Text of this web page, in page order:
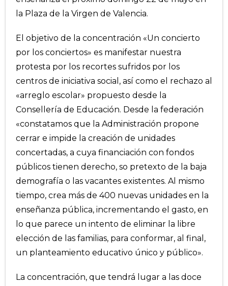
la Plaza de la Virgen de Valencia.
El objetivo de la concentración «Un concierto
por los conciertos» es manifestar nuestra
protesta por los recortes sufridos por los
centros de iniciativa social, así como el rechazo al
«arreglo escolar» propuesto desde la
Consellería de Educación. Desde la federación
«constatamos que la Administración propone
cerrar e impide la creación de unidades
concertadas, a cuya financiación con fondos
públicos tienen derecho, so pretexto de la baja
demografía o las vacantes existentes. Al mismo
tiempo, crea más de 400 nuevas unidades en la
enseñanza pública, incrementando el gasto, en
lo que parece un intento de eliminar la libre
elección de las familias, para conformar, al final,
un planteamiento educativo único y público».
La concentración, que tendrá lugar a las doce